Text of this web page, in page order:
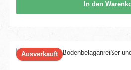
In den
Ausverkauft